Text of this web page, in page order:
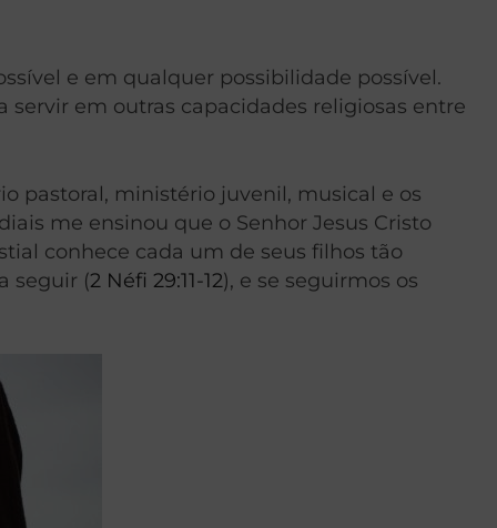
e em qualquer possibilidade possível.
em outras capacidades religiosas entre
pastoral, ministério juvenil, musical e os
me ensinou que o Senhor Jesus Cristo
conhece cada um de seus filhos tão
seguir (2 Néfi 29:11-12), e se seguirmos os